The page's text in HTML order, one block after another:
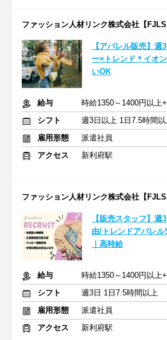
ファッション人材リンク株式会社【
【アパレル販売】週
ー×トレンド＊イオ
いOK
給与
時給1350～1400円以上
シフト
週3日以上 1日7.5時間
雇用形態
派遣社員
アクセス
新利府駅
ファッション人材リンク株式会社【
【販売スタッフ】
由/トレンドアパレ
｜高時給
給与
時給1350～1400円以上
シフト
週3日 1日7.5時間以上
雇用形態
派遣社員
アクセス
新利府駅